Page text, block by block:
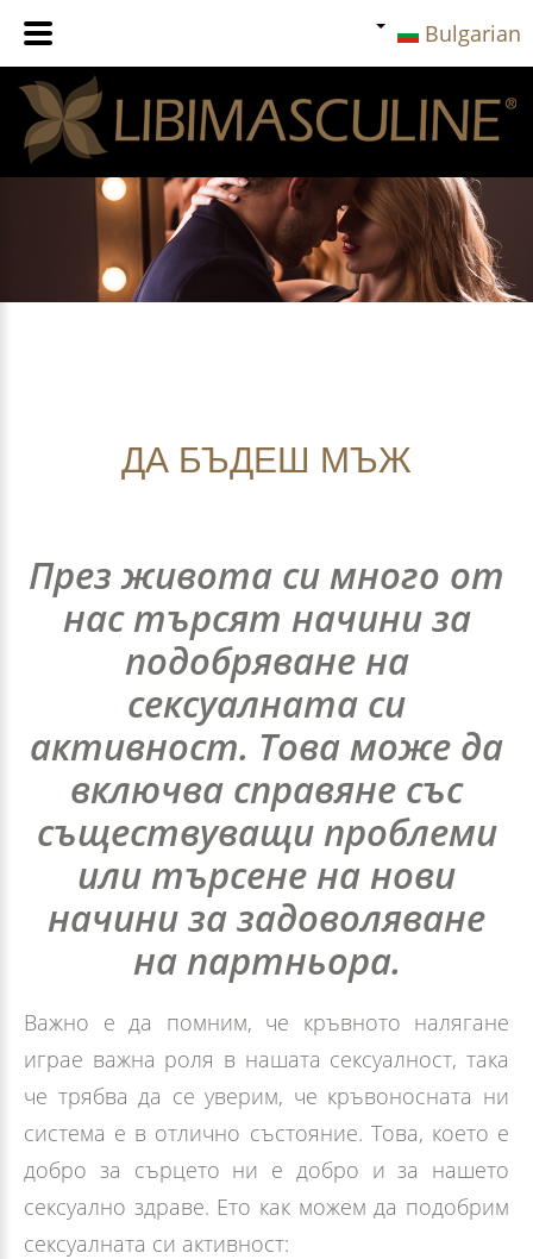
Bulgarian
ДА БЪДЕШ МЪЖ
През живота си много от
нас търсят начини за
подобряване на
сексуалната си
активност. Това може да
включва справяне със
съществуващи проблеми
или търсене на нови
начини за задоволяване
на партньора.
Важно е да помним, че кръвното налягане
играе важна роля в нашата сексуалност, така
че трябва да се уверим, че кръвоносната ни
система е в отлично състояние. Това, което е
добро за сърцето ни е добро и за нашето
сексуално здраве. Ето как можем да подобрим
сексуалната си активност: